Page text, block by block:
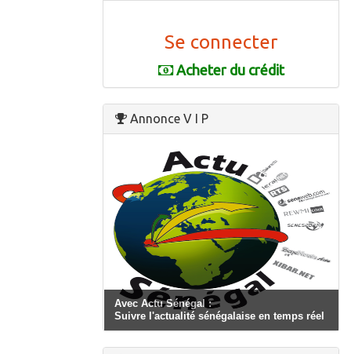
Se connecter
Acheter du crédit
Annonce V I P
Avec Actu Sénégal :
Suivre l'actualité sénégalaise en temps réel